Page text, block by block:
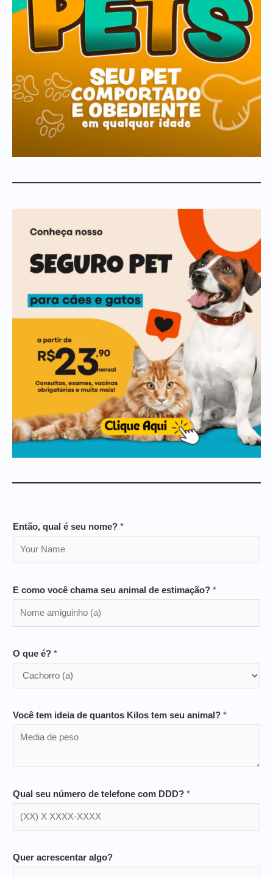
Então, qual é seu nome? *
E como você chama seu animal de estimação? *
O que é? *
Você tem ideia de quantos Kilos tem seu animal? *
Qual seu número de telefone com DDD? *
Quer acrescentar algo?